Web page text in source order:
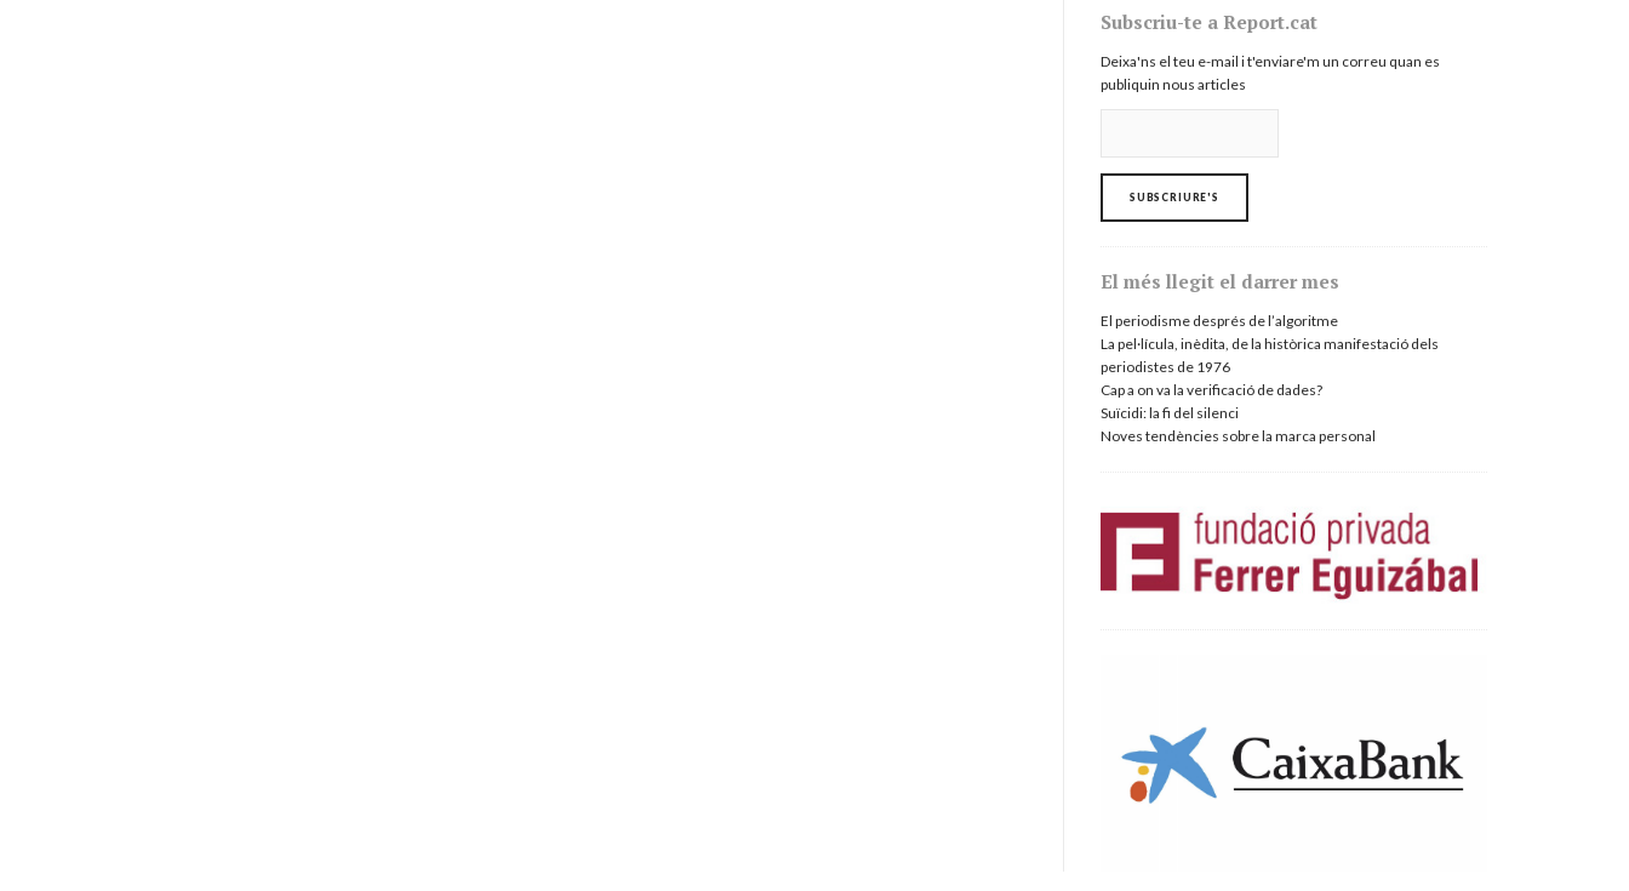
Subscriu-te a Report.cat
Deixa'ns el teu e-mail i t'enviare'm un correu quan es
publiquin nous articles
El més llegit el darrer mes
El periodisme després de l’algoritme
La pel·lícula, inèdita, de la històrica manifestació dels
periodistes de 1976
Cap a on va la verificació de dades?
Suïcidi: la fi del silenci
Noves tendències sobre la marca personal